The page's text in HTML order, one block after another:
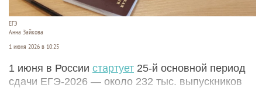
ЕГЭ
Анна Зайкова
1 июня 2026 в 10:25
1 июня в России стартует 25-й основной период
сдачи ЕГЭ-2026 — около 232 тыс. выпускников